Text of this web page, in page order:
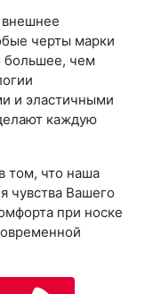
внешнее
черты марки
большее, чем
и эластичными
каждую
том, что наша
чувства Вашего
при носке